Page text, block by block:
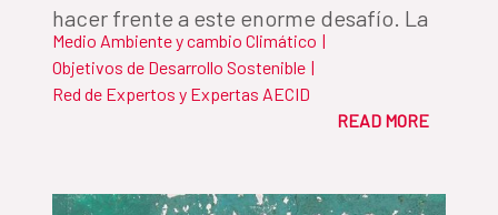
hacer frente a este enorme desafío. La
COP 26 es un escenario decisivo para
una tarea ingente que exige aumentar
ambición, compromisos y cooperación
Medio Ambiente y cambio Climático |
Objetivos de Desarrollo Sostenible |
Red de Expertos y Expertas AECID
READ MORE